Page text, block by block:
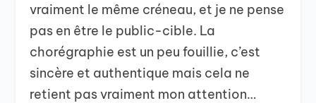
vraiment le même créneau, et je ne pense
pas en être le public-cible. La
chorégraphie est un peu fouillie, c’est
sincère et authentique mais cela ne
retient pas vraiment mon attention…